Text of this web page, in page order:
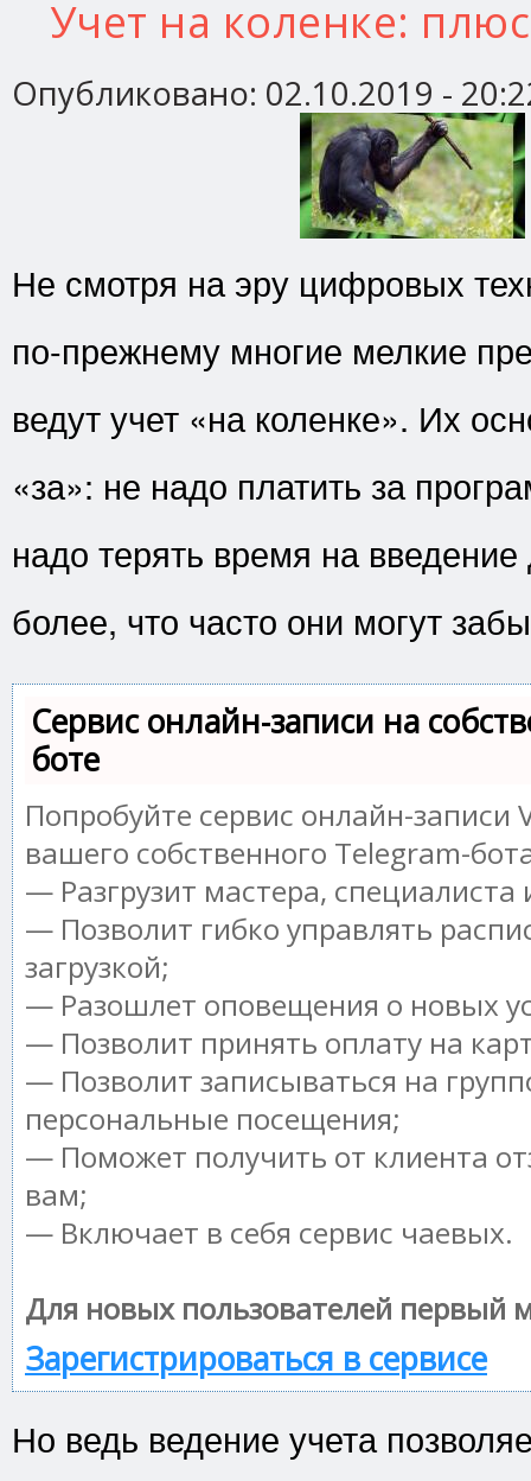
Учет на коленке:
Опубликовано: 02.10.2019 -
Не смотря на эру цифровых
по-прежнему многие мелкие
ведут учет «на коленке». Их
«за»: не надо платить за
надо терять время на
более, что часто они могут
Сервис онлайн-записи на
боте
Попробуйте сервис онлайн-записи
вашего собственного Telegram-
— Разгрузит мастера,
— Позволит гибко управлять
загрузкой;
— Разошлет оповещения о новых
— Позволит принять оплату на
— Позволит записываться на
персональные посещения;
— Поможет получить от клиента
вам;
— Включает в себя сервис чаевых.
Для новых пользователей первый
Зарегистрироваться в сервисе
Но ведь ведение учета